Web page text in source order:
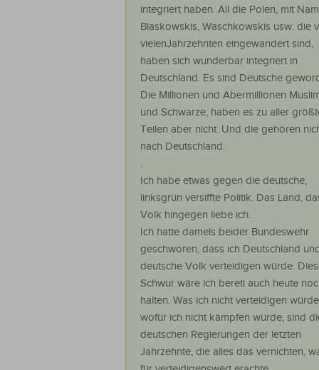
integriert haben. All die Polen, mit
Blaskowskis, Waschkowskis usw. die
vielenJahrzehnten eingewandert sind,
haben sich wunderbar integriert in
Deutschland. Es sind Deutsche
Die Millionen und Abermillionen
und Schwarze, haben es zu aller
Teilen aber nicht. Und die gehören
nach Deutschland.
.
Ich habe etwas gegen die deutsche,
linksgrün versiffte Politik. Das Land,
Volk hingegen liebe ich.
Ich hatte damels beider Bundeswehr
geschworen, dass ich Deutschland
deutsche Volk verteidigen würde.
Schwur wäre ich bereti auch heute
halten. Was ich nicht verteidigen
wofür ich nicht kämpfen würde, sind
deutschen Regierungen der letzten
Jahrzehnte, die alles das vernichten,